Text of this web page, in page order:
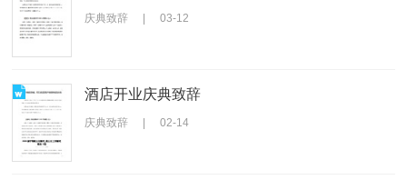
庆典致辞 03-12
酒店开业庆典致辞
庆典致辞 02-14